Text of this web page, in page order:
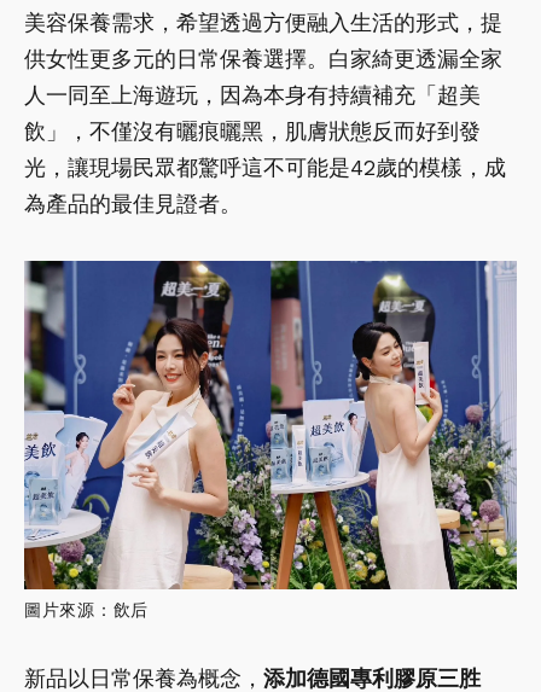
美容保養需求，希望透過方便融入生活的形式，提
供女性更多元的日常保養選擇。白家綺更透漏全家
人一同至上海遊玩，因為本身有持續補充「超美
飲」，不僅沒有曬痕曬黑，肌膚狀態反而好到發
光，讓現場民眾都驚呼這不可能是42歲的模樣，成
為產品的最佳見證者。
圖片來源：飲后
新品以日常保養為概念， 添加德國專利膠原三胜